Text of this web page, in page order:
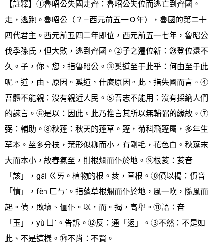
【註釋】①魯昭公失國走齊：魯昭公失位而逃亡到齊國。
走，逃跑。魯昭公（？—西元前五一Ｏ年），魯國的第二十
四代君主。西元前五四二年即位，西元前五一七年，魯昭公
伐季孫氏，但大敗，逃到齊國。②子之遷位新：您登位還不
久。子，你、您，指魯昭公。③奚道至于此乎：何由至于此
呢。道，由、原因。奚道，什麼原因。此，指失國而言。④
吾體不能親：沒有親近人民。⑤吾志不能用：沒有採納人們
的諫言。⑥是以：因此。此乃推言其所以無輔弼的緣故。⑦
弼：輔助。⑧秋蓬：秋天的蓬草。蓬，菊科飛蓬屬，多年生
草本。莖多分枝，葉形似柳而小，有剛毛，花色白。秋蓬末
大而本小，故春氣至，則根爛而仆於地。⑨根荄：荄音
「該」，gāi ㄍㄞ。植物的根。荄，草根。⑩僨以揭：僨音
「憤」，fèn ㄈㄣˋ。指蓬草根爛而仆於地，風一吹，隨風而
起。僨，敗壞、僵仆。以，而。揭，高舉。⑪語：音
「玉」，yù ㄩˋ。告訴。⑫反：通「返」。⑬不然：不是如
此、不是這樣。⑭不肖：不賢。